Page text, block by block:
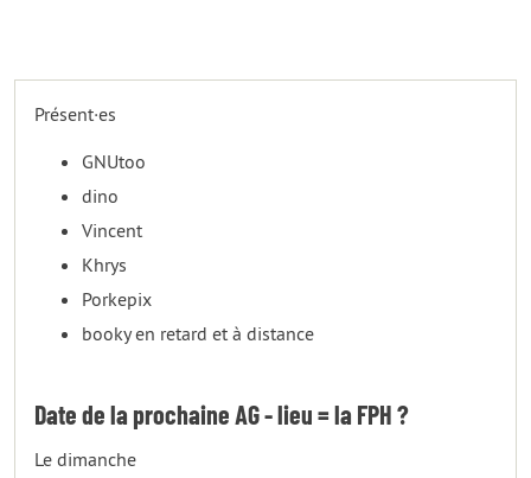
Présent·es
GNUtoo
dino
Vincent
Khrys
Porkepix
booky en retard et à distance
Date de la prochaine AG - lieu = la FPH ?
Le dimanche